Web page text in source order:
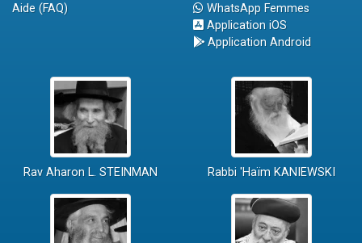
Aide (FAQ)
WhatsApp Femmes
Application iOS
Application Android
Rav Aharon L. STEINMAN Rabbi 'Haïm KANIEWSKI